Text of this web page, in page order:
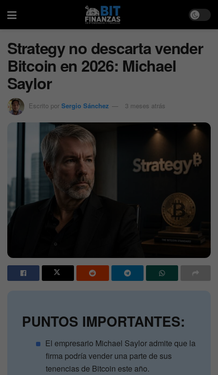
Strategy no descarta vender
Bitcoin en 2026: Michael
Saylor
Escrito por Sergio Sánchez 3 meses atrás
PUNTOS IMPORTANTES:
El empresario Michael Saylor admite que la
firma podría vender una parte de sus
tenencias de Bitcoin este año.